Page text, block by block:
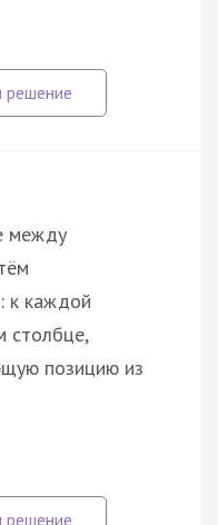
между
к каждой
столбце,
позицию из